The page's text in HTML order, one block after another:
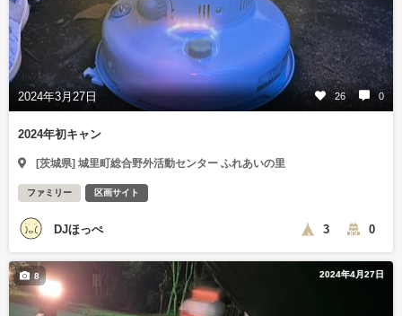
2024年3月27日 26 0
2024年初キャン
[茨城県] 城里町総合野外活動センター ふれあいの里
ファミリー 区画サイト
DJほっぺ 3 0
2024年4月27日
8